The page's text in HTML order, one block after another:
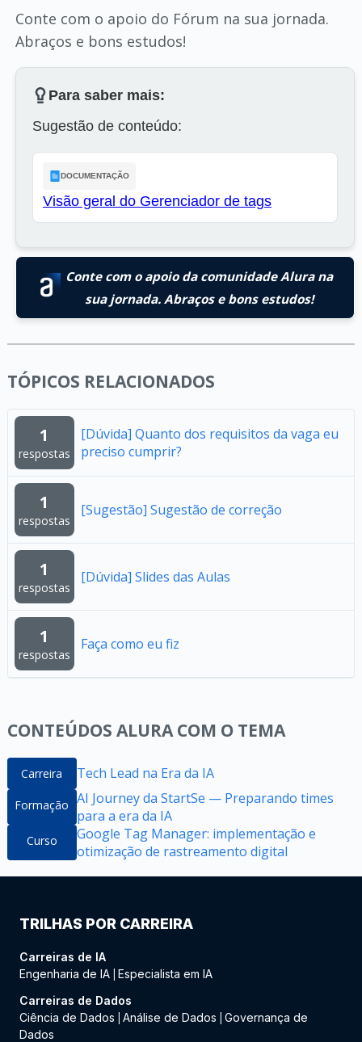
Conte com o apoio do Fórum na sua jornada.
Abraços e bons estudos!
Para saber mais:
Sugestão de conteúdo:
DOCUMENTAÇÃO
Visão geral do Gerenciador de tags
Conte com o apoio da comunidade Alura na
sua jornada. Abraços e bons estudos!
TÓPICOS RELACIONADOS
1
respostas
[Dúvida] Quanto dos requisitos da vaga eu
preciso cumprir?
1
respostas
[Sugestão] Sugestão de correção
1
respostas
[Dúvida] Slides das Aulas
1
respostas
Faça como eu fiz
CONTEÚDOS ALURA COM O TEMA
Carreira Tech Lead na Era da IA
Formação AI Journey da StartSe — Preparando times
para a era da IA
Curso
Google Tag Manager: implementação e
otimização de rastreamento digital
TRILHAS POR CARREIRA
Carreiras de IA
Engenharia de IA Especialista em IA
Carreiras de Dados
Ciência de Dados
Análise de Dados
Governança de
Dados